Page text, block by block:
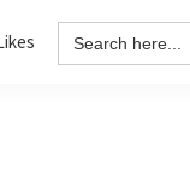
Search
for: